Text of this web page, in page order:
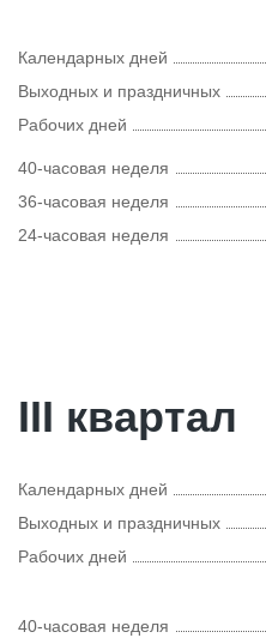
Календарных дней
Выходных и праздничных
Рабочих дней
40-часовая неделя
36-часовая неделя
24-часовая неделя
III квартал
Календарных дней
Выходных и праздничных
Рабочих дней
40-часовая неделя